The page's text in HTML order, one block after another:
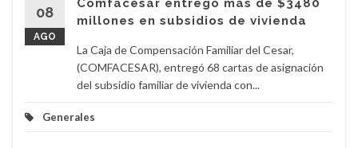
08
AGO
Comfacesar entregó más de $3480
millones en subsidios de vivienda
La Caja de Compensación Familiar del Cesar,
(COMFACESAR), entregó 68 cartas de asignación
del subsidio familiar de vivienda con...
Generales